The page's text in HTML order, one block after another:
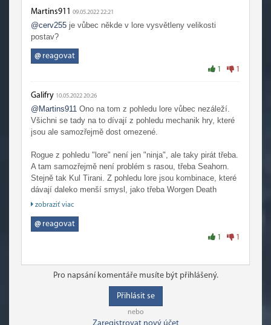
Martins911 09.05.2022 22:21
@cerv255 je vůbec někde v lore vysvětleny velikosti
postav?
@reagovat
1 1
Galifry 10.05.2022 20:26
@Martins911 Ono na tom z pohledu lore vůbec nezáleží.
Všichni se tady na to dívají z pohledu mechanik hry, které
jsou ale samozřejmě dost omezené.
Rogue z pohledu "lore" není jen "ninja", ale taky pirát třeba.
A tam samozřejmě není problém s rasou, třeba Seahorn.
Stejně tak Kul Tirani. Z pohledu lore jsou kombinace, které
dávají daleko menší smysl, jako třeba Worgen Death
Knight.
zobraziť viac
@reagovat
1 1
Pro napsání komentáře musíte být přihlášený.
Přihlásit se
nebo